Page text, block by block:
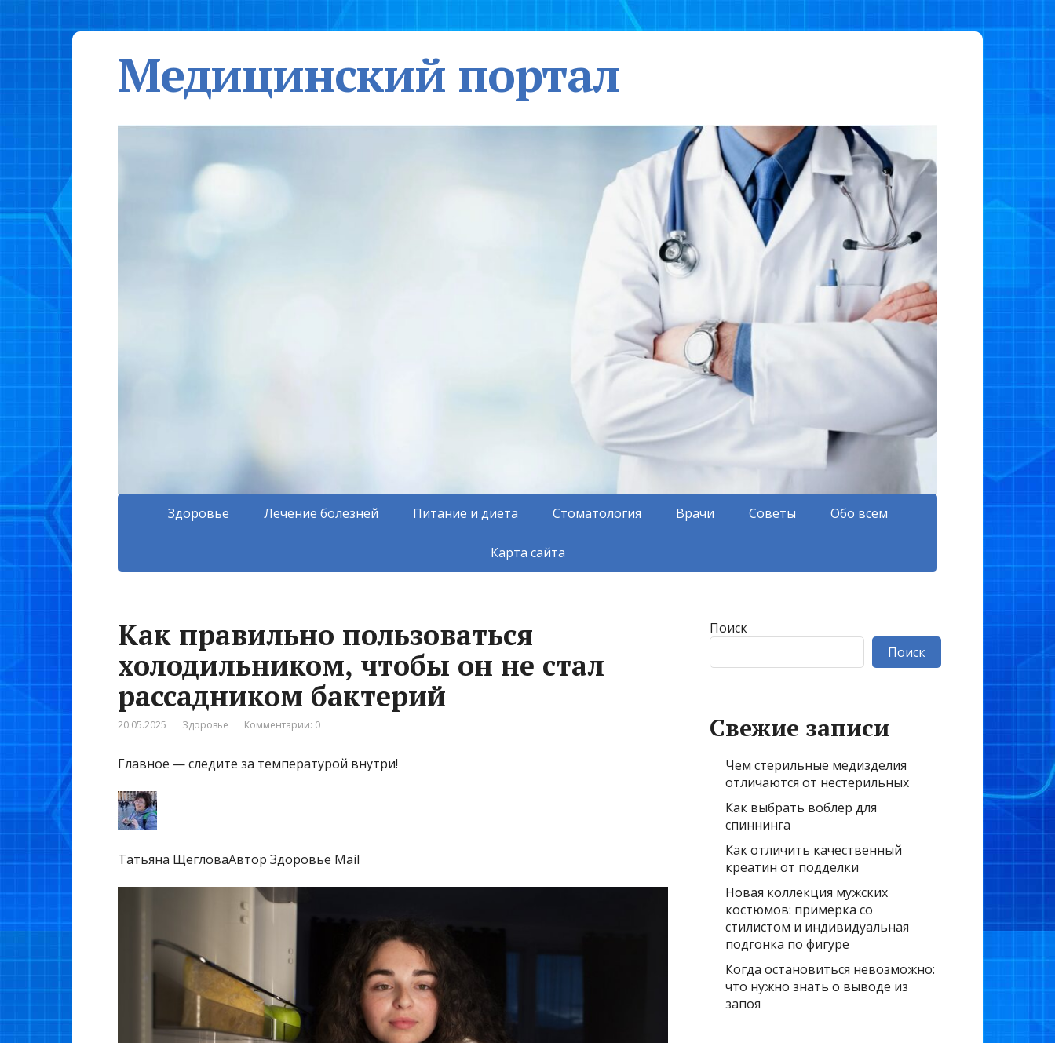
Медицинский портал
Здоровье Лечение болезней Питание и диета Стоматология Врачи Советы Обо всем
Карта сайта
Как правильно пользоваться
холодильником, чтобы он не стал
рассадником бактерий
20.05.2025 Здоровье Комментарии: 0
Главное — следите за температурой внутри!
Татьяна ЩегловаАвтор Здоровье Mail
Поиск
Поиск
Свежие записи
Чем стерильные медизделия
отличаются от нестерильных
Как выбрать воблер для
спиннинга
Как отличить качественный
креатин от подделки
Новая коллекция мужских
костюмов: примерка со
стилистом и индивидуальная
подгонка по фигуре
Когда остановиться невозможно:
что нужно знать о выводе из
запоя